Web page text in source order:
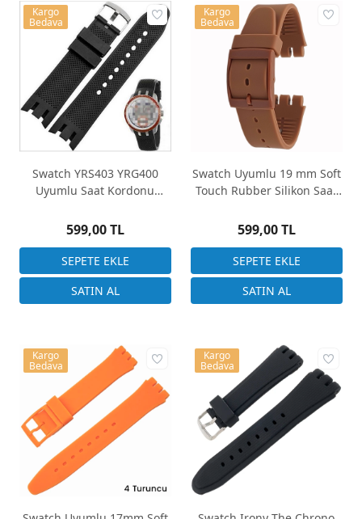
Swatch YRS403 YRG400
Uyumlu Saat Kordonu
599,00 TL
Kargo
Bedava
Swatch Uyumlu 19 mm Soft
Touch Rubber Silikon Saat
599,00 TL
Kargo
Bedava
Kargo
Bedava
Kargo
Bedava